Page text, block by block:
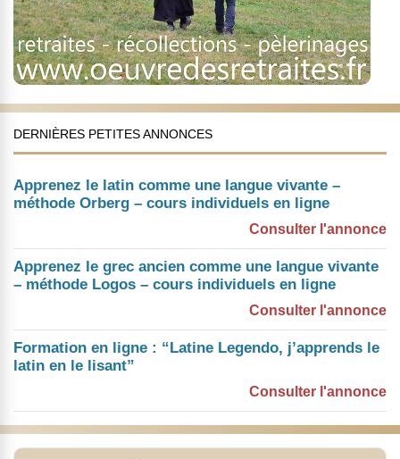
DERNIÈRES PETITES ANNONCES
Apprenez le latin comme une langue vivante –
méthode Orberg – cours individuels en ligne
Consulter l'annonce
Apprenez le grec ancien comme une langue vivante
– méthode Logos – cours individuels en ligne
Consulter l'annonce
Formation en ligne : “Latine Legendo, j’apprends le
latin en le lisant”
Consulter l'annonce